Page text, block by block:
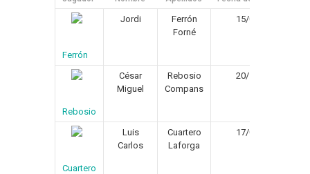
Ferrón
Jordi
Ferrón
Forné
15/08/1978
Rebosio
César
Miguel
Rebosio
Compans
20/10/1976
Cuartero
Luis
Carlos
Cuartero
Laforga
17/08/1975